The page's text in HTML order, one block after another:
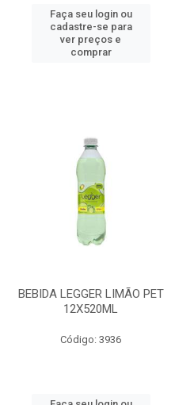
Faça seu login ou
cadastre-se para
ver preços e
comprar
BEBIDA LEGGER LIMÃO PET
12X520ML
Código: 3936